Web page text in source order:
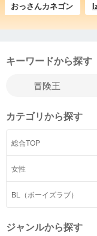
さんカネゴン Izumi
キーワードから探す
カテゴリから探す
総合TOP
女性
BL（ボーイズラブ）
ジャンルから探す